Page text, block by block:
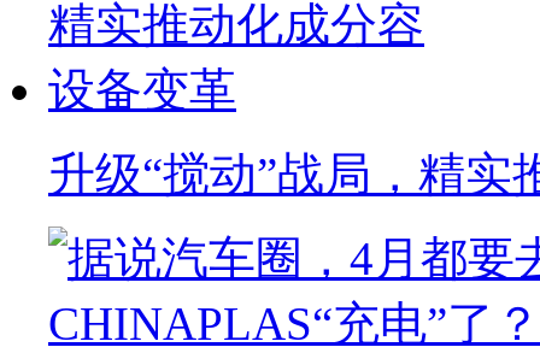
升级“搅动”战局，精实